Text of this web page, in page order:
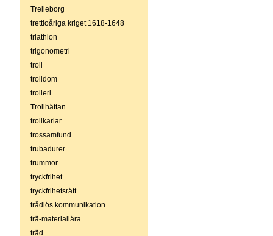
Trelleborg
trettioåriga kriget 1618-1648
triathlon
trigonometri
troll
trolldom
trolleri
Trollhättan
trollkarlar
trossamfund
trubadurer
trummor
tryckfrihet
tryckfrihetsrätt
trådlös kommunikation
trä-materiallära
träd